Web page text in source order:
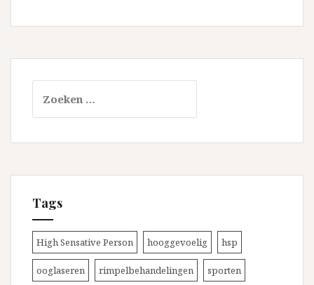
naar:
Tags
High Sensative Person hooggevoelig hsp
ooglaseren rimpelbehandelingen sporten